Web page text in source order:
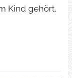
Kind gehört.